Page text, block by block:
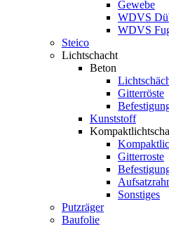
Gewebe
WDVS
WDVS
Steico
Lichtschacht
Beton
Gitterröste
Kunststoff
Gitterroste
Sonstiges
Putzräger
Baufolie